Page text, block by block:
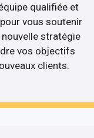
qualifiée et
vous soutenir
stratégie
vos objectifs
clients.